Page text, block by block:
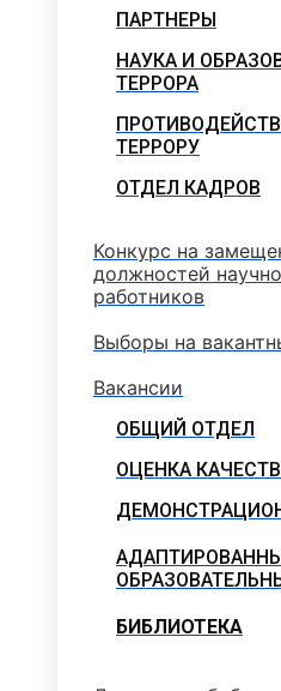
ПАРТНЕРЫ
НАУКА И
ТЕРРОРА
ТЕРРОРУ
ОТДЕЛ КАДРОВ
Конкурс на
должностей
работников
Выборы на
Вакансии
ОБЩИЙ ОТДЕЛ
ОЦЕНКА
БИБЛИОТЕКА